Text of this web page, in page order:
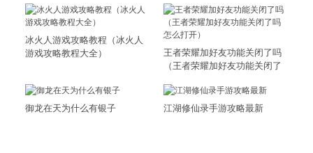
冰火人游戏攻略教程（冰火人
游戏攻略教程大全）
王者荣耀加好友功能关闭了吗
（王者荣耀加好友功能关闭了
御龙在天为什么有银子 江湖修仙录手游攻略最新